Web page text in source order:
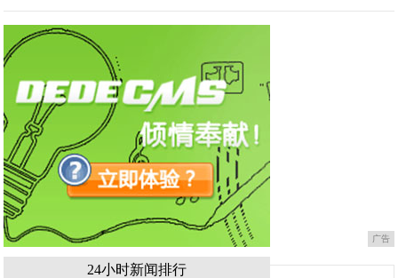
广告
24小时新闻排行